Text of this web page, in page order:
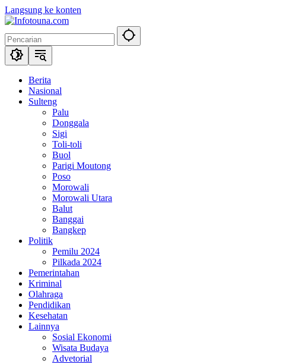
Langsung ke konten
Berita
Nasional
Sulteng
Palu
Donggala
Sigi
Toli-toli
Buol
Parigi Moutong
Poso
Morowali
Morowali Utara
Balut
Banggai
Bangkep
Politik
Pemilu 2024
Pilkada 2024
Pemerintahan
Kriminal
Olahraga
Pendidikan
Kesehatan
Lainnya
Sosial Ekonomi
Wisata Budaya
Advetorial